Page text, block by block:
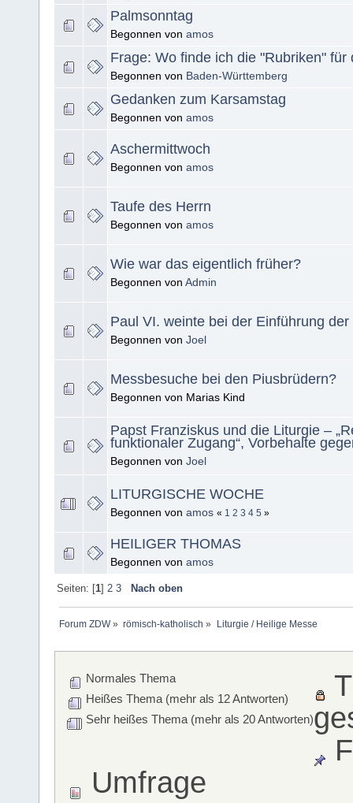
Palmsonntag
Begonnen von amos
Frage: Wo finde ich die "Rubriken" für
Begonnen von Baden-Württemberg
Gedanken zum Karsamstag
Begonnen von amos
Aschermittwoch
Begonnen von amos
Taufe des Herrn
Begonnen von amos
Wie war das eigentlich früher?
Begonnen von Admin
Paul VI. weinte bei der Einführung
Begonnen von Joel
Messbesuche bei den Piusbrüdern?
Begonnen von Marias Kind
Papst Franziskus und die Liturgie –
funktionaler Zugang“, Vorbehalte
Begonnen von Joel
LITURGISCHE WOCHE
Begonnen von amos « 1 2 3 4 5 »
HEILIGER THOMAS
Begonnen von amos
Seiten: [1] 2 3 Nach oben
Forum ZDW» römisch-katholisch » Liturgie / Heilige Messe
Normales Thema
Heißes Thema (mehr als 12 Antworten)
Sehr heißes Thema (mehr als 20 Antworten)
Umfrage